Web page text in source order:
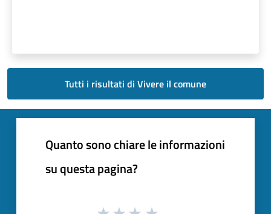
Tutti i risultati di Vivere il comune
Quanto sono chiare le informazioni
su questa pagina?